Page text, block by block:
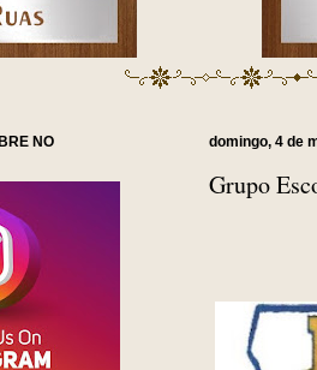
domingo, 4 de
Grupo
NO